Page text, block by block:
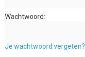
Wachtwoord
Je wachtwoord vergeten?